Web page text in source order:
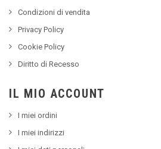
Condizioni di vendita
Privacy Policy
Cookie Policy
Diritto di Recesso
IL MIO ACCOUNT
I miei ordini
I miei indirizzi